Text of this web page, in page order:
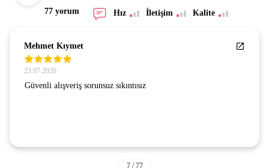
77 yorum Hız İletişim Kalite
Mehmet Kıymet
23.07.2026
Güvenli alışveriş sorunsuz sıkıntısız